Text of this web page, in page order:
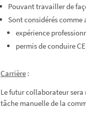
Pouvant travailler de
Sont considérés comme
expérience
permis de conduire CE
Carrière:
Le futur collaborateur
tâche manuelle de la